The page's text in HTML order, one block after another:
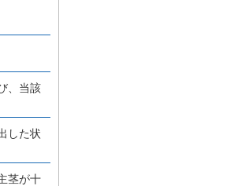
、当該
した状
茎が十